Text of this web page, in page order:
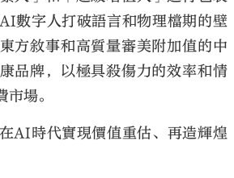
AI數字人打破語言和物理檔期的壁
方敘事和高質量審美附加值的中
品牌，以極具殺傷力的效率和情
場。
AI時代實現價值重估、再造輝煌